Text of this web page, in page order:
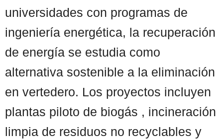
universidades con programas de
ingeniería energética, la recuperación
de energía se estudia como
alternativa sostenible a la eliminación
en vertedero. Los proyectos incluyen
plantas piloto de biogás , incineración
limpia de residuos no recyclables y